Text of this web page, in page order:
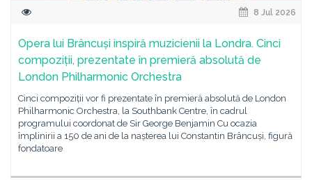
8 Jul 2026
Opera lui Brâncuși inspiră muzicienii la Londra. Cinci
compoziții, prezentate în premieră absolută de
London Philharmonic Orchestra
Cinci compoziții vor fi prezentate în premieră absolută de London
Philharmonic Orchestra, la Southbank Centre, în cadrul
programului coordonat de Sir George Benjamin Cu ocazia
împlinirii a 150 de ani de la nașterea lui Constantin Brâncuși, figură
fondatoare